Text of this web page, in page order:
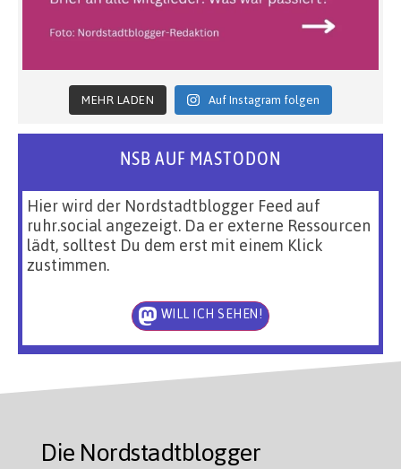
MEHR LADEN Auf Instagram folgen
NSB AUF MASTODON
Hier wird der Nordstadtblogger Feed auf
ruhr.social angezeigt. Da er externe Ressourcen
lädt, solltest Du dem erst mit einem Klick
zustimmen.
WILL ICH SEHEN!
Die Nordstadtblogger